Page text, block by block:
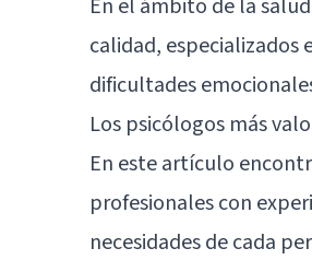
En el ámbito de la
calidad, especializados
dificultades
Los psicólogos más
En este artículo
profesionales con
necesidades de cada